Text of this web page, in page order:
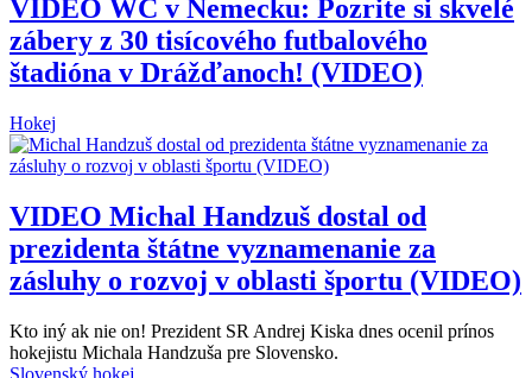
VIDEO WC v Nemecku: Pozrite si skvelé
zábery z 30 tisícového futbalového
štadióna v Drážďanoch! (VIDEO)
Hokej
VIDEO Michal Handzuš dostal od
prezidenta štátne vyznamenanie za
zásluhy o rozvoj v oblasti športu (VIDEO)
Kto iný ak nie on! Prezident SR Andrej Kiska dnes ocenil prínos
hokejistu Michala Handzuša pre Slovensko.
Slovenský hokej